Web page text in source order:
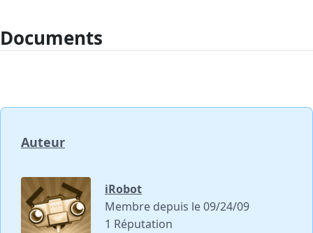
Documents
Auteur
iRobot
Membre depuis le 09/24/09
1 Réputation